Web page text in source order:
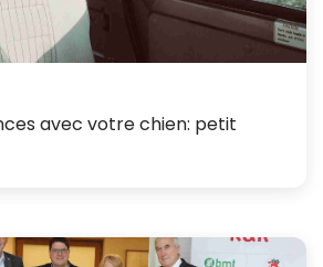
avec votre chien: petit